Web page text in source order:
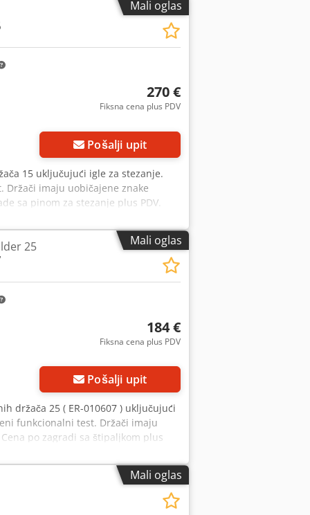
Mali oglas
270 €
Fiksna cena plus PDV
Pošalji upit
15 uključujući igle za stezanje.
imaju uobičajene znake
sa pinom za stezanje plus PDV.
nas kontaktirate. Isporuka dostupna
Mali oglas
25
184 €
Fiksna cena plus PDV
Pošalji upit
držača 25 ( ER-010607 ) uključujući
funkcionalni test. Držači imaju
po zagradi sa štipaljkom plus
da nas kontaktirate. Isporuka
Mali oglas